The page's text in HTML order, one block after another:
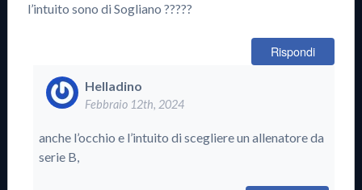
l’intuito sono di Sogliano ?????
Rispondi
Helladino
Febbraio 12th, 2024
anche l’occhio e l’intuito di scegliere un allenatore da
serie B,